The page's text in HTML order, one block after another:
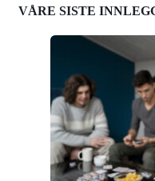
VÅRE SISTE